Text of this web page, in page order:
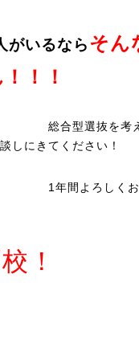
がいるならそん
！！
えて
しにきてください！
お願い
！